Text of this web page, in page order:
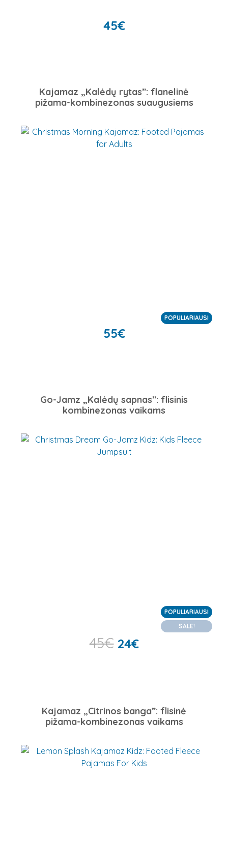
45€
Kajamaz „Kalėdų rytas”: flanelinė
pižama-kombinezonas suaugusiems
POPULIARIAUSI
55€
Go-Jamz „Kalėdų sapnas”: flisinis
kombinezonas vaikams
POPULIARIAUSI
SALE!
45€ 24€
Kajamaz „Citrinos banga”: flisinė
pižama-kombinezonas vaikams